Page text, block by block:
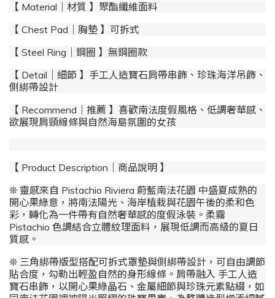
【 Material｜材質 】聚酯纖維面料
【 Chest Pad｜胸墊 】可拆式
【 Steel Ring｜鋼圈 】無鋼圈款
【 Detail｜細節 】手工人造寶石肩帶串飾、珍珠海洋吊飾、
側綁帶設計
【 Recommend｜推薦 】喜歡南法度假風格、低調奢華感、
欲展現肩頸線條與自然海島氛圍的女孩
【 Product Description｜商品說明 】
❊ 靈感來自 Pistachio Riviera 蔚藍南法花園 中盛夏成熟的
開心果綠意，將南法陽光、海岸植栽與花園午後的柔和色
彩，轉化為一件帶有自然奢華感的度假泳裝。柔霧
Pistachio 色調結合立體紋理面料，展現低調而高級的夏日
質感。
❊ 三角綁帶版型搭配可拆式罩墊與側綁帶設計，可自由調節
貼合度，勾勒出輕盈自然的身形線條。肩帶融入 手工人造
寶石串飾 ，以開心果綠晶石、金屬細節與珍珠元素點綴，如